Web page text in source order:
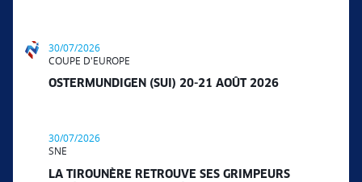
30/07/2026
COUPE D'EUROPE
OSTERMUNDIGEN (SUI) 20-21 AOÛT 2026
30/07/2026
SNE
LA TIROUNÈRE RETROUVE SES GRIMPEURS